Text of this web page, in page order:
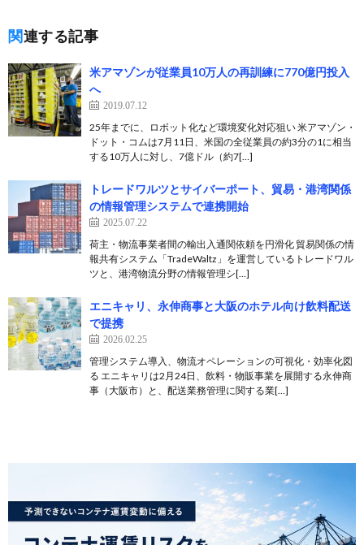
関連する記事
米アマゾンが従業員10万人の再訓練に770億円投入
へ
2019.07.12
25年までに、ロボット化など環境変化対応狙い 米アマゾン・
ドット・コムは7月11日、米国の全従業員の約3分の1に相当
する10万人に対し、7億ドル（約7[…]
トレードワルツとサイバーポート、貿易・港湾関係
の情報管理システムで連携開始
2025.07.22
荷主・物流事業者間の輸出入通関依頼を円滑化 貿易関係の情
報共有システム「TradeWaltz」を運営しているトレードワル
ツと、港湾物流分野の情報管理シ[…]
エニキャリ、永伸商事と大阪のホテル向け飲料配送
で提携
2026.02.25
管理システム導入、物流オペレーションの可視化・効率化図
る エニキャリは2月24日、飲料・物販事業を展開する永伸商
事（大阪市）と、配送業務管理に関する業[…]